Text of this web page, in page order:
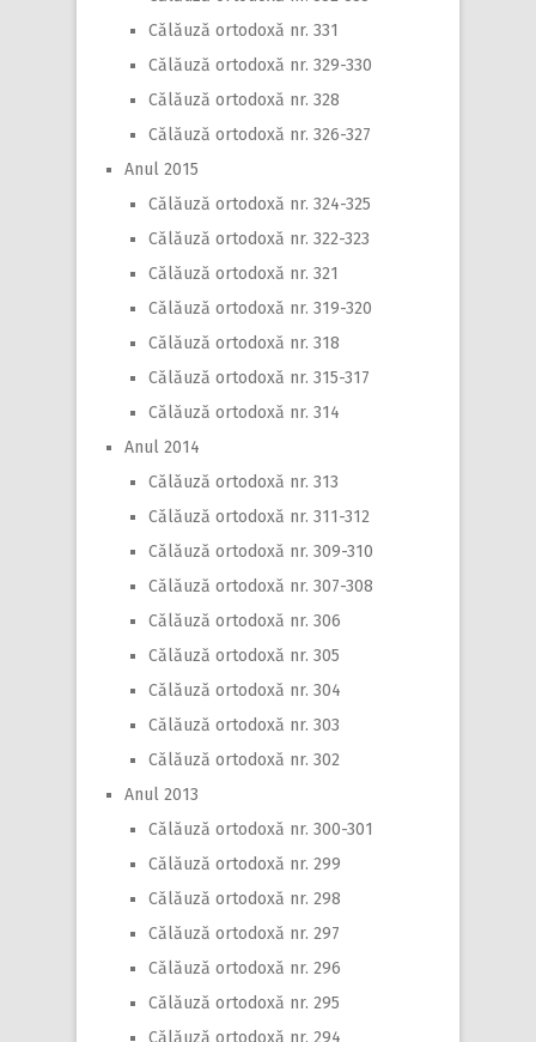
Călăuză ortodoxă nr. 331
Călăuză ortodoxă nr. 329-330
Călăuză ortodoxă nr. 328
Călăuză ortodoxă nr. 326-327
Anul 2015
Călăuză ortodoxă nr. 324-325
Călăuză ortodoxă nr. 322-323
Călăuză ortodoxă nr. 321
Călăuză ortodoxă nr. 319-320
Călăuză ortodoxă nr. 318
Călăuză ortodoxă nr. 315-317
Călăuză ortodoxă nr. 314
Anul 2014
Călăuză ortodoxă nr. 313
Călăuză ortodoxă nr. 311-312
Călăuză ortodoxă nr. 309-310
Călăuză ortodoxă nr. 307-308
Călăuză ortodoxă nr. 306
Călăuză ortodoxă nr. 305
Călăuză ortodoxă nr. 304
Călăuză ortodoxă nr. 303
Călăuză ortodoxă nr. 302
Anul 2013
Călăuză ortodoxă nr. 300-301
Călăuză ortodoxă nr. 299
Călăuză ortodoxă nr. 298
Călăuză ortodoxă nr. 297
Călăuză ortodoxă nr. 296
Călăuză ortodoxă nr. 295